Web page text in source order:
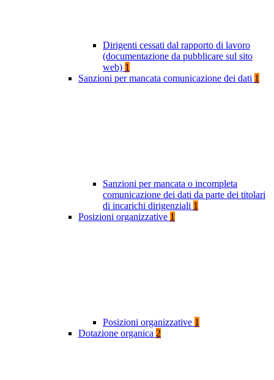
Dirigenti cessati dal rapporto di lavoro
(documentazione da pubblicare sul sito
web) 1
Sanzioni per mancata comunicazione dei dati 1
Sanzioni per mancata o incompleta
comunicazione dei dati da parte dei titolari
di incarichi dirigenziali 1
Posizioni organizzative 1
Posizioni organizzative 1
Dotazione organica 2